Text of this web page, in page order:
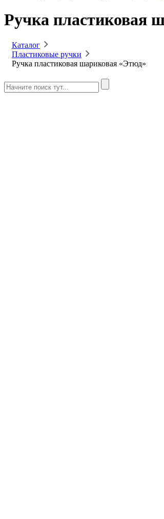
Ручка пластиковая
Каталог
Пластиковые ручки
Ручка пластиковая шариковая «Этюд»